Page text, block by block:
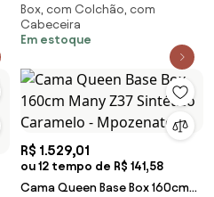
Queen 158x198cm Bipartido Liz
S05 Sintéti
Box, com Colchão, com
Cabeceira
Em estoque
R$ 1.529,01
ou 12 tempo de R$ 141,58
Cama Queen Base Box 160cm